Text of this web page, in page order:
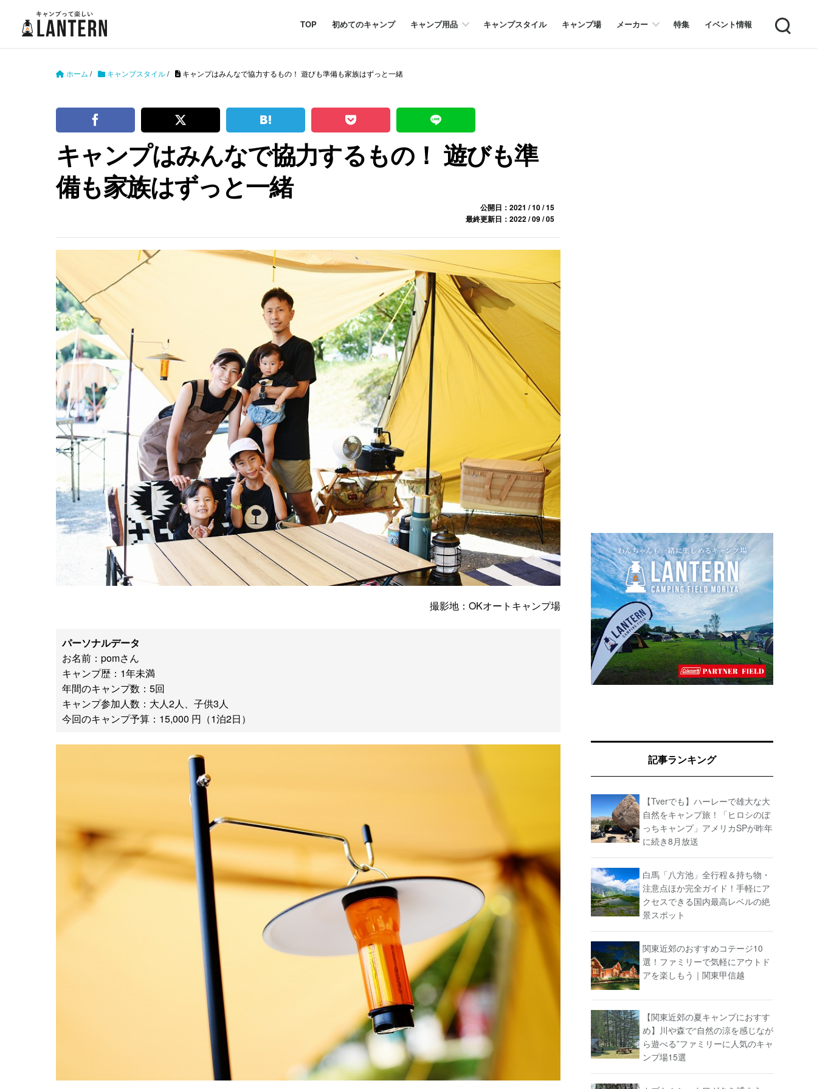
TOP 初めてのキャンプ キャンプ用品 キャンプスタイル キャンプ場 メーカー 特集 イベント情報 Search
ホーム / キャンプスタイル/ キャンプはみんなで協力するもの！ 遊びも準備も家族はずっと一緒
キャンプはみんなで協力するもの！ 遊びも準
備も家族はずっと一緒
公開日：2021 / 10 / 15
最終更新日：2022 / 09 / 05
撮影地：OKオートキャンプ場
パーソナルデータ
お名前：pomさん
キャンプ歴：1年未満
年間のキャンプ数：5回
キャンプ参加人数：大人2人、子供3人
今回のキャンプ予算：15,000 円（1泊2日）
記事ランキング
【Tverでも】ハーレーで雄大な大
自然をキャンプ旅！「ヒロシのぼ
っちキャンプ」アメリカSPが昨年
に続き8月放送
白馬「八方池」全行程＆持ち物・
注意点ほか完全ガイド！手軽にア
クセスできる国内最高レベルの絶
景スポット
関東近郊のおすすめコテージ10
選！ファミリーで気軽にアウトド
アを楽しもう｜関東甲信越
【関東近郊の夏キャンプにおすす
め】川や森で“自然の涼を感じなが
ら遊べる”ファミリーに人気のキャ
ンプ場15選